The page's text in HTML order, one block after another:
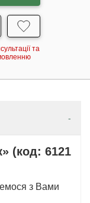
та
(код: 6121
з Вами